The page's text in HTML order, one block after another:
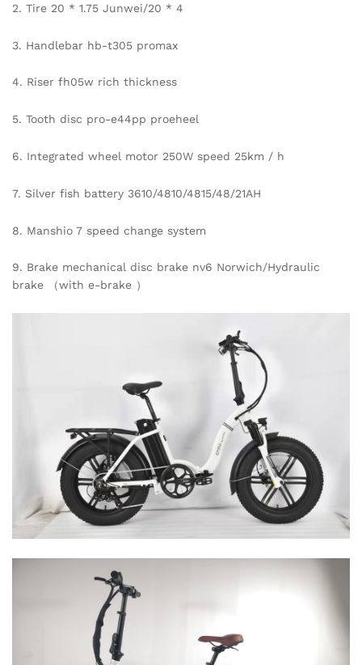
2. Tire 20 * 1.75 Junwei/20 * 4
3. Handlebar hb-t305 promax
4. Riser fh05w rich thickness
5. Tooth disc pro-e44pp proeheel
6. Integrated wheel motor 250W speed 25km / h
7. Silver fish battery 3610/4810/4815/48/21AH
8. Manshio 7 speed change system
9. Brake mechanical disc brake nv6 Norwich/Hydraulic
brake （with e-brake ）